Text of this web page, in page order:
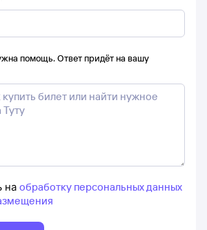
помощь. Ответ придёт на вашу
на обработку персональных данных